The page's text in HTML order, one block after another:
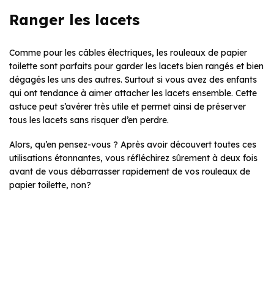
Ranger les lacets
Comme pour les câbles électriques, les rouleaux de papier
toilette sont parfaits pour garder les lacets bien rangés et bien
dégagés les uns des autres. Surtout si vous avez des enfants
qui ont tendance à aimer attacher les lacets ensemble. Cette
astuce peut s’avérer très utile et permet ainsi de préserver
tous les lacets sans risquer d’en perdre.
Alors, qu’en pensez-vous ? Après avoir découvert toutes ces
utilisations étonnantes, vous réfléchirez sûrement à deux fois
avant de vous débarrasser rapidement de vos rouleaux de
papier toilette, non?